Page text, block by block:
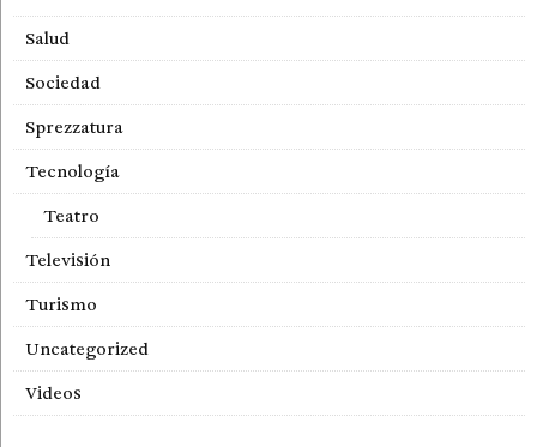
Salud
Sociedad
Sprezzatura
Tecnología
Teatro
Televisión
Turismo
Uncategorized
Videos